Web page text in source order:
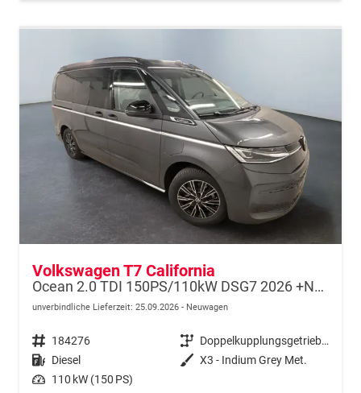
Volkswagen T7 California
Ocean 2.0 TDI 150PS/110kW DSG7 2026 +NAVI DISCOVER PRO+FRONTSCHEIBE BEHEIZBAR+TOP & PARK PAKET+18" ALU+AHK+TRAVEL ASSIST+EL- HEBEDACH, BASALT GRAU+CAMPINGAUSBAU
unverbindliche Lieferzeit: 25.09.2026 Neuwagen
Fahrzeugnr. 184276 Getriebe
Doppelkupplungsgetriebe (DSG)
Kraftstoff Diesel Außenfarbe X3 - Indium Grey Met.
Leistung 110 kW (150 PS)